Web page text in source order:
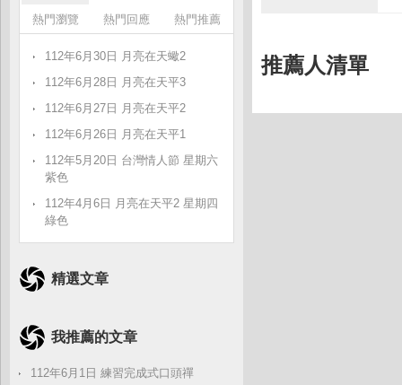
推薦人清單
熱門瀏覽
熱門回應 熱門推薦
112年6月30日 月亮在天蠍2
112年6月28日 月亮在天平3
112年6月27日 月亮在天平2
112年6月26日 月亮在天平1
112年5月20日 台灣情人節 星期六
紫色
112年4月6日 月亮在天平2 星期四
綠色
精選文章
我推薦的文章
112年6月1日 練習完成式口頭禪